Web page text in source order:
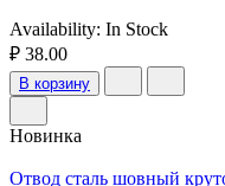
Availability: In Stock
₽ 38.00
В корзину
Новинка
Отвод сталь шовный